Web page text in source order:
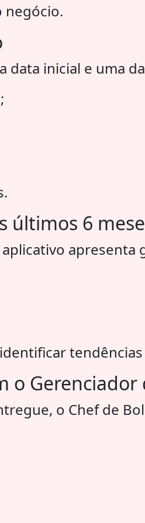
negócio.
inicial e uma
últimos 6
apresenta
Gerenciador
o Chef de